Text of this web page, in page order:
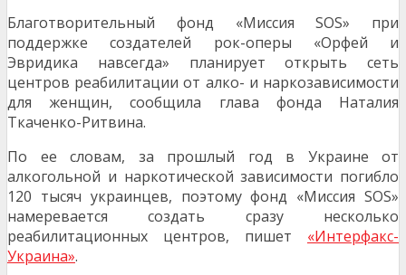
Благотворительный фонд «Миссия SOS» при
поддержке создателей рок-оперы «Орфей и
Эвридика навсегда» планирует открыть сеть
центров реабилитации от алко- и наркозависимости
для женщин, сообщила глава фонда Наталия
Ткаченко-Ритвина.
По ее словам, за прошлый год в Украине от
алкогольной и наркотической зависимости погибло
120 тысяч украинцев, поэтому фонд «Миссия SOS»
намеревается создать сразу несколько
реабилитационных центров, пишет «Интерфакс-
Украина».